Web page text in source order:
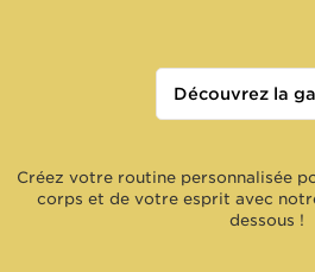
Découvrez la
Créez votre routine personnalisée
corps et de votre esprit avec
dessous !